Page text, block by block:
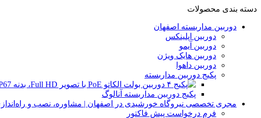
دسته بندی محصولات
دوربین مداربسته اصفهان
دوربین اپلینکس
دوربین آیمو
دوربین هایک ویژن
دوربین داهوا
پکیج دوربین مداربسته
پکیج دوربین مداربسته آنالوگ
مجری تخصصی نیروگاه خورشیدی در اصفهان | مشاوره، نصب و
فرم درخواست پیش فاکتور